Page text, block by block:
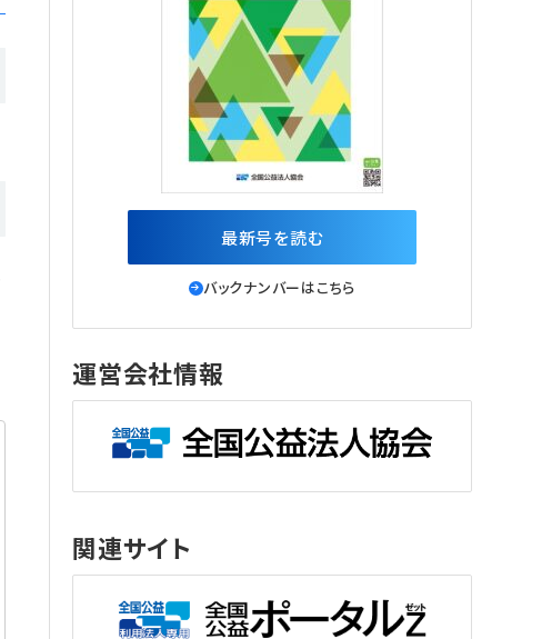
最新号を読む
バックナンバーはこちら
運営会社情報
関連サイト